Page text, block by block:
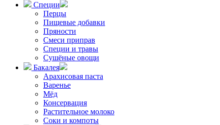
Специи
Перцы
Пищевые добавки
Пряности
Смеси приправ
Специи и травы
Сушёные овощи
Бакалея
Арахисовая паста
Варенье
Мёд
Консервация
Растительное молоко
Соки и компоты